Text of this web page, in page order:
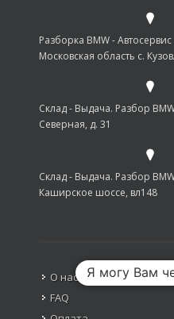
Разборка BMW -
Московская область с.
Склад - Выдача. Разбор
Северная, д. 31
Склад - Выдача. Разбор
Каширское шоссе, вл148
О нас
FAQ
Я могу Вам